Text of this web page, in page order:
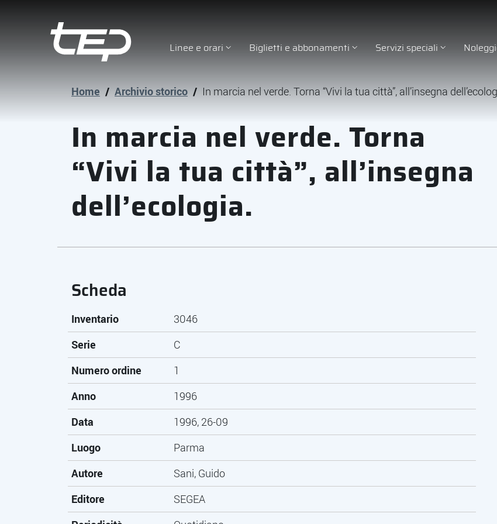
Tep - Trasporti pubblici ParmaLinee e orari Biglietti e abbonamenti Servizi speciali
Home / Archivio storico / In marcia nel verde. Torna “Vivi la tua città”, all’insegna
In marcia nel verde. Torna
“Vivi la tua città”, all’insegna
dell’ecologia.
Scheda
Inventario
3046
Serie
C
Numero ordine
1
Anno
1996
Data
1996, 26-09
Luogo
Parma
Autore
Sani, Guido
Editore
SEGEA